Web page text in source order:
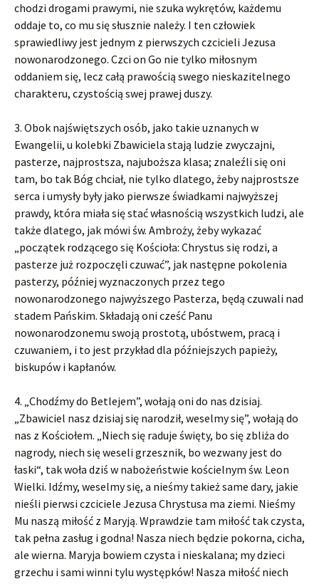
chodzi drogami prawymi, nie szuka wykrętów, każdemu
oddaje to, co mu się słusznie należy. I ten człowiek
sprawiedliwy jest jednym z pierwszych czcicieli Jezusa
nowonarodzonego. Czci on Go nie tylko miłosnym
oddaniem się, lecz całą prawością swego nieskazitelnego
charakteru, czystością swej prawej duszy.
3. Obok najświętszych osób, jako takie uznanych w
Ewangelii, u kolebki Zbawiciela stają ludzie zwyczajni,
pasterze, najprostsza, najuboższa klasa; znaleźli się oni
tam, bo tak Bóg chciał, nie tylko dlatego, żeby najprostsze
serca i umysły były jako pierwsze świadkami najwyższej
prawdy, która miała się stać własnością wszystkich ludzi, ale
także dlatego, jak mówi św. Ambroży, żeby wykazać
„początek rodzącego się Kościoła: Chrystus się rodzi, a
pasterze już rozpoczęli czuwać”, jak następne pokolenia
pasterzy, później wyznaczonych przez tego
nowonarodzonego najwyższego Pasterza, będą czuwali nad
stadem Pańskim. Składają oni cześć Panu
nowonarodzonemu swoją prostotą, ubóstwem, pracą i
czuwaniem, i to jest przykład dla późniejszych papieży,
biskupów i kapłanów.
4. „Chodźmy do Betlejem”, wołają oni do nas dzisiaj.
„Zbawiciel nasz dzisiaj się narodził, weselmy się”, wołają do
nas z Kościołem. „Niech się raduje święty, bo się zbliża do
nagrody, niech się weseli grzesznik, bo wezwany jest do
łaski“, tak woła dziś w nabożeństwie kościelnym św. Leon
Wielki. Idźmy, weselmy się, a nieśmy takież same dary, jakie
nieśli pierwsi czciciele Jezusa Chrystusa ma ziemi. Nieśmy
Mu naszą miłość z Maryją. Wprawdzie tam miłość tak czysta,
tak pełna zasług i godna! Nasza niech będzie pokorna, cicha,
ale wierna. Maryja bowiem czysta i nieskalana; my dzieci
grzechu i sami winni tylu występków! Nasza miłość niech